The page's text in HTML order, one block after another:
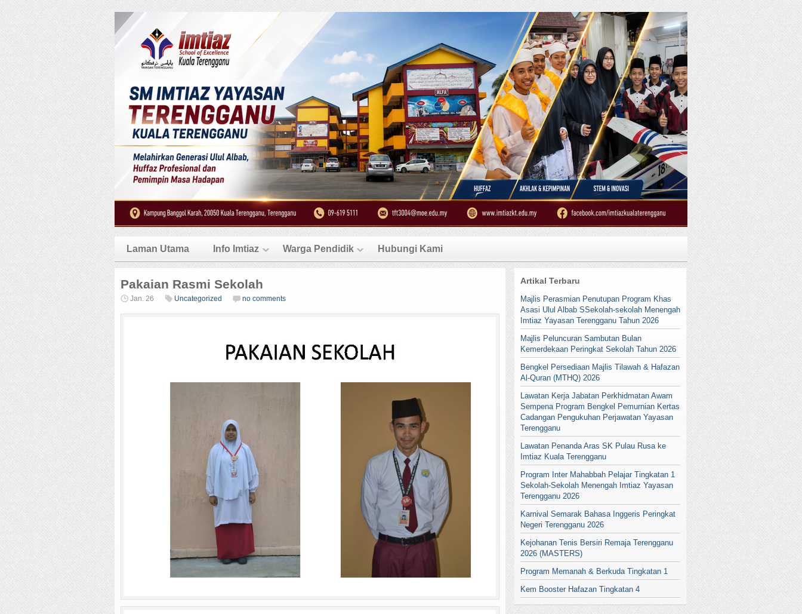
Laman Utama Info Imtiaz Warga Pendidik Hubungi Kami
Pakaian Rasmi Sekolah
Jan. 26 Uncategorized no comments
Artikal Terbaru
Majlis Perasmian Penutupan Program Khas
Asasi Ulul Albab SSekolah-sekolah Menengah
Imtiaz Yayasan Terengganu Tahun 2026
Majlis Peluncuran Sambutan Bulan
Kemerdekaan Peringkat Sekolah Tahun 2026
Bengkel Persediaan Majlis Tilawah & Hafazan
Al-Quran (MTHQ) 2026
Lawatan Kerja Jabatan Perkhidmatan Awam
Sempena Program Bengkel Pemurnian Kertas
Cadangan Pengukuhan Perjawatan Yayasan
Terengganu
Lawatan Penanda Aras SK Pulau Rusa ke
Imtiaz Kuala Terengganu
Program Inter Mahabbah Pelajar Tingkatan 1
Sekolah-Sekolah Menengah Imtiaz Yayasan
Terengganu 2026
Karnival Semarak Bahasa Inggeris Peringkat
Negeri Terengganu 2026
Kejohanan Tenis Bersiri Remaja Terengganu
2026 (MASTERS)
Program Memanah & Berkuda Tingkatan 1
Kem Booster Hafazan Tingkatan 4